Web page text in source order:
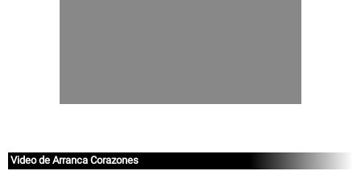
Video de Arranca Corazones